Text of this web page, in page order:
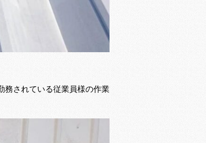
務されている従業員様の作業